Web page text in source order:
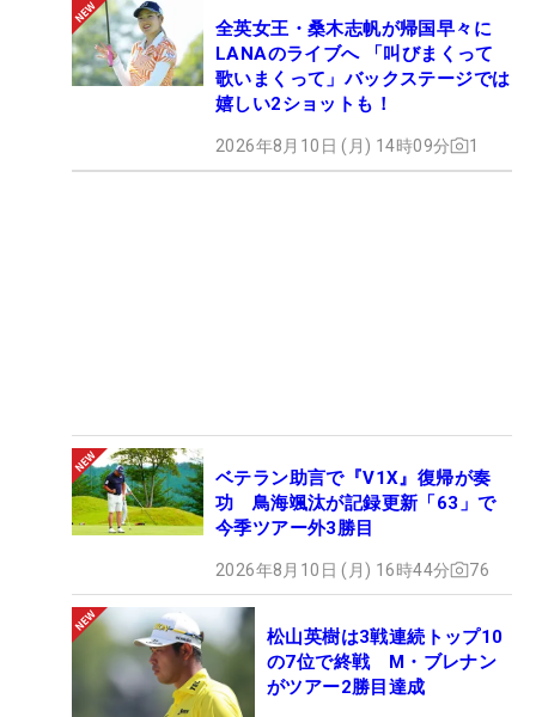
全英女王・桑木志帆が帰国早々に
LANAのライブへ 「叫びまくって
歌いまくって」バックステージでは
嬉しい2ショットも！
2026年8月10日 (月) 14時09分 1
ベテラン助言で『V1X』復帰が奏
功 鳥海颯汰が記録更新「63」で
今季ツアー外3勝目
2026年8月10日 (月) 16時44分 76
松山英樹は3戦連続トップ10
の7位で終戦 M・ブレナン
がツアー2勝目達成